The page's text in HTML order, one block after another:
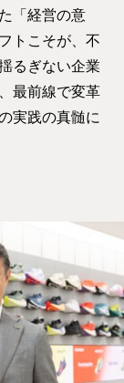
「経営の意
トこそが、不
るぎない企業
最前線で変革
実践の真髄に